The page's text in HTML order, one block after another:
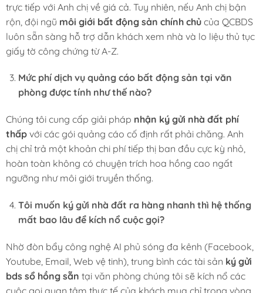
trực tiếp với Anh chị về giá cả. Tuy nhiên, nếu Anh chị bận
rộn, đội ngũ môi giới bất động sản chính chủ của QCBDS
luôn sẵn sàng hỗ trợ dẫn khách xem nhà và lo liệu thủ tục
giấy tờ công chứng từ A-Z.
Mức phí dịch vụ quảng cáo bất động sản tại văn
phòng được tính như thế nào?
Chúng tôi cung cấp giải pháp nhận ký gửi nhà đất phí
thấp với các gói quảng cáo cố định rất phải chăng. Anh
chị chỉ trả một khoản chi phí tiếp thị ban đầu cực kỳ nhỏ,
hoàn toàn không có chuyện trích hoa hồng cao ngất
ngưỡng như môi giới truyền thống.
Tôi muốn ký gửi nhà đất ra hàng nhanh thì hệ thống
mất bao lâu để kích nổ cuộc gọi?
Nhờ đòn bẩy công nghệ AI phủ sóng đa kênh (Facebook,
Youtube, Email, Web vệ tinh), trung bình các tài sản ký gửi
bds sổ hồng sẵn tại văn phòng chúng tôi sẽ kích nổ các
cuộc gọi quan tâm thực tế của khách mua chỉ trong vòng